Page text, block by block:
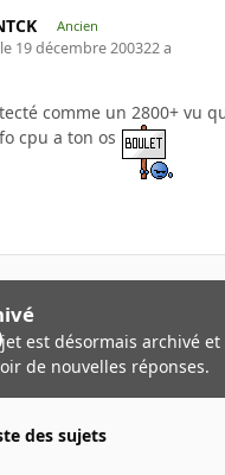
Ancien
le 19 décembre 200322 a
comme un 2800+ vu
cpu a ton os
est désormais archivé
de nouvelles réponses.
des sujets